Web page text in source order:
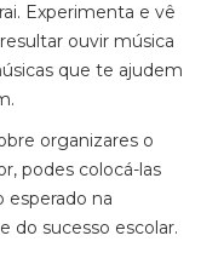
Experimenta e vê
ouvir música
que te ajudem
organizares o
podes colocá-las
esperado na
do sucesso escolar.